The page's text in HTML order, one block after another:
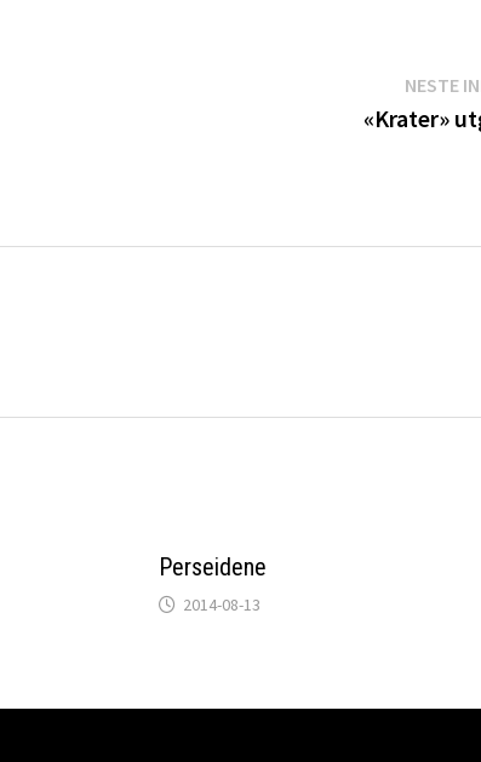
NESTE
«Krater»
Perseidene
2014-08-13